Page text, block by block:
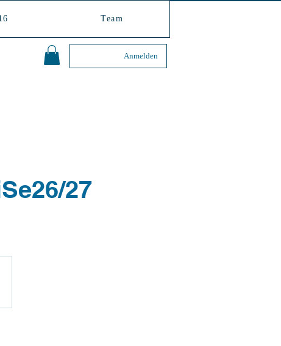
Team
Anmelden
27